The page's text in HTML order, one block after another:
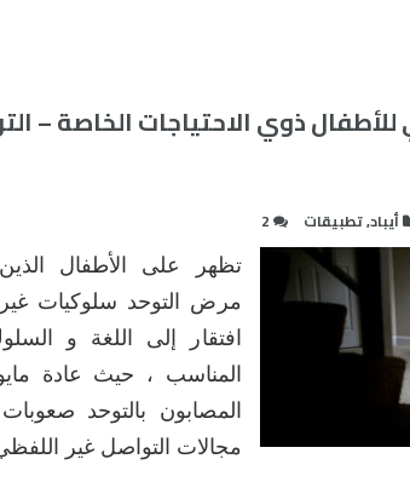
للأطفال ذوي الاحتياجات الخاصة –
أيباد,تطبيقات 2
تظهر على الأطفال
مرض التوحد سلوكيات غير
افتقار إلى اللغة و
المناسب ، حيث عادة
المصابون بالتوحد
مجالات التواصل غير